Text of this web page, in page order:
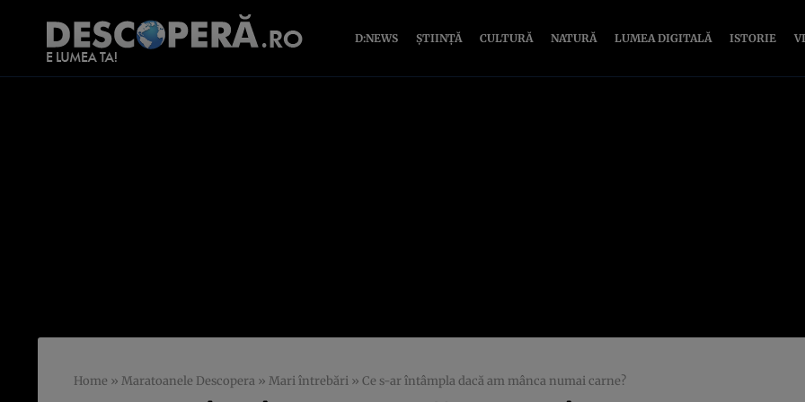
D:NEWS ȘTIINȚĂ CULTURĂ NATURĂ LUMEA DIGITALĂ ISTORIE
Home » Maratoanele Descopera » Mari întrebări » Ce s-ar întâmpla dacă am mânca numai carne?